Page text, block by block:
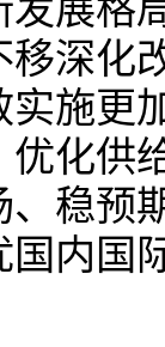
展格
深化
实施更
化供
稳预
内国